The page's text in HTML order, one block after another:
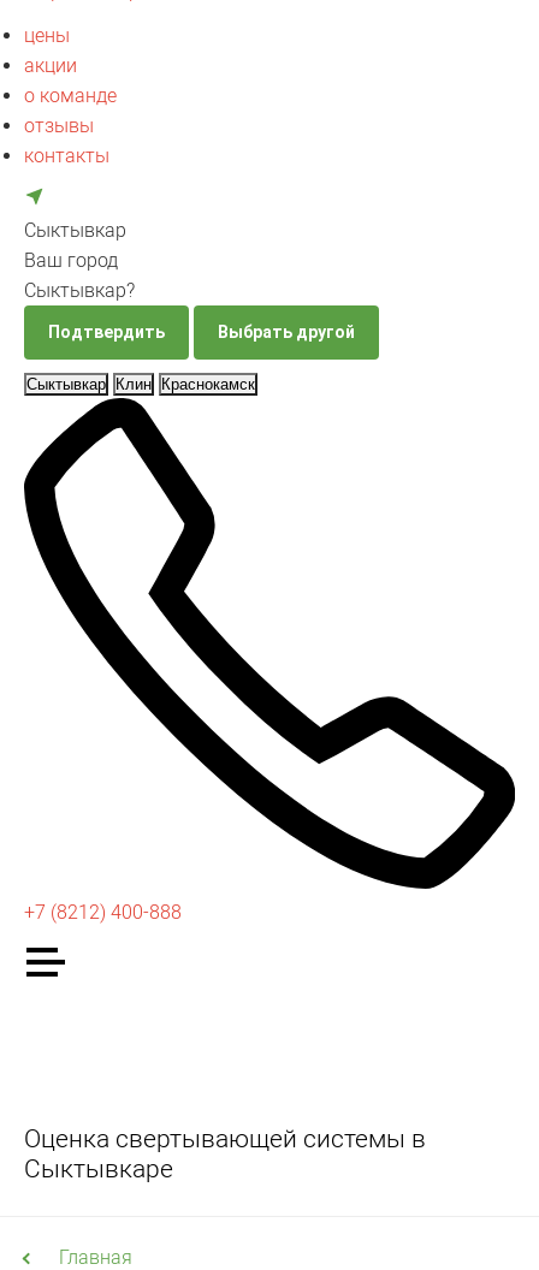
цены
акции
о команде
отзывы
контакты
Сыктывкар
Ваш город
Сыктывкар?
Подтвердить Выбрать другой
Сыктывкар Клин Краснокамск
+7 (8212) 400-888
Оценка свертывающей системы в
Сыктывкаре
Главная